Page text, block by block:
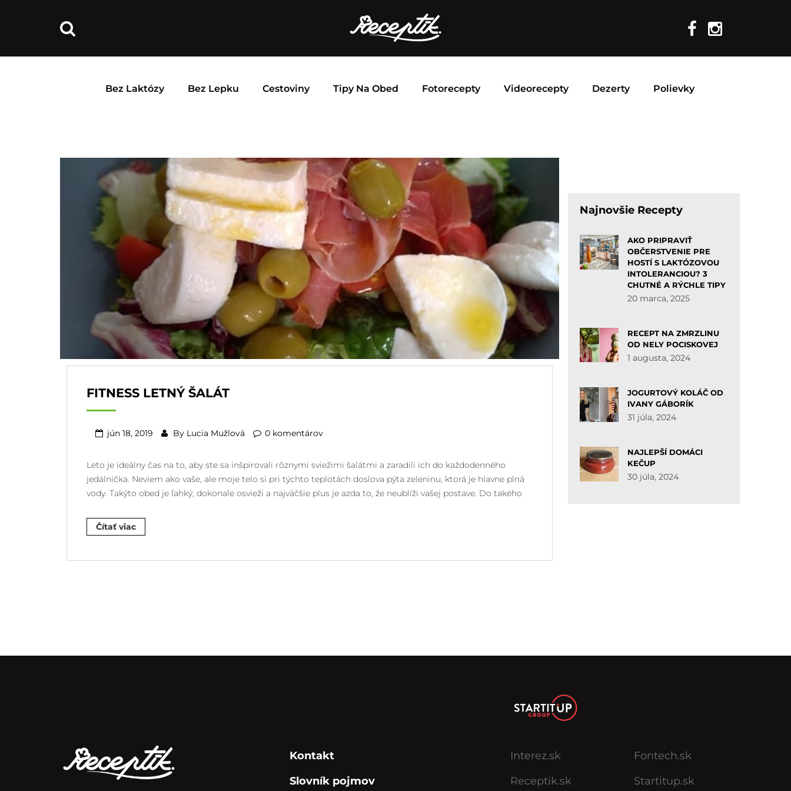
Bez Laktózy Bez Lepku Cestoviny Tipy Na Obed Fotorecepty Videorecepty Dezerty Polievky
FITNESS LETNÝ ŠALÁT
jún 18, 2019 By Lucia Mužlová 0 komentárov
Leto je ideálny čas na to, aby ste sa inšpirovali rôznymi sviežimi šalátmi a zaradili ich do každodenného
jedálnička. Neviem ako vaše, ale moje telo si pri týchto teplotách doslova pýta zeleninu, ktorá je hlavne plná
vody. Takýto obed je ľahký, dokonale osvieži a najväčšie plus je azda to, že neublíži vašej postave. Do takého
Čítať viac
Najnovšie Recepty
AKO PRIPRAVIŤ
OBČERSTVENIE PRE
HOSTÍ S LAKTÓZOVOU
INTOLERANCIOU? 3
CHUTNÉ A RÝCHLE TIPY
20 marca, 2025
RECEPT NA ZMRZLINU
OD NELY POCISKOVEJ
1 augusta, 2024
JOGURTOVÝ KOLÁČ OD
IVANY GÁBORÍK
31 júla, 2024
NAJLEPŠÍ DOMÁCI
KEČUP
30 júla, 2024
Kontakt
Slovník pojmov
Interez.sk
Receptik.sk
Fontech.sk
Startitup.sk